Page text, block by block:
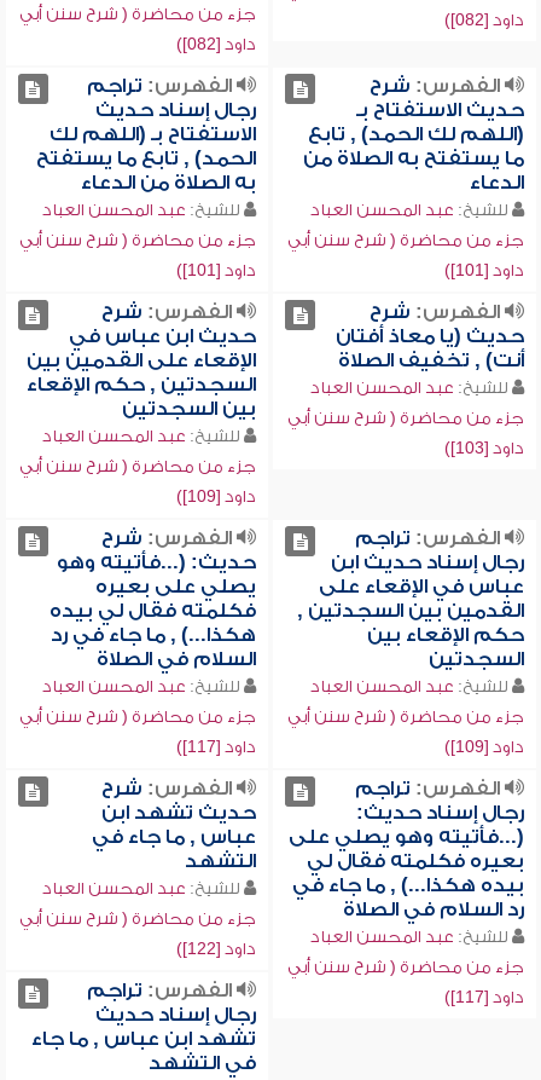
داود [082])
جزء من محاضرة ( شرح سنن أبي
داود [082])
الفهرس: شرح
حديث الاستفتاح بـ
(اللهم لك الحمد) , تابع
ما يستفتح به الصلاة من
الدعاء
للشيخ: عبد المحسن العباد
جزء من محاضرة ( شرح سنن أبي
داود [101])
الفهرس: تراجم
رجال إسناد حديث
الاستفتاح بـ (اللهم لك
الحمد) , تابع ما يستفتح
به الصلاة من الدعاء
للشيخ: عبد المحسن العباد
جزء من محاضرة ( شرح سنن أبي
داود [101])
الفهرس: شرح
حديث (يا معاذ أفتان
أنت) , تخفيف الصلاة
للشيخ: عبد المحسن العباد
جزء من محاضرة ( شرح سنن أبي
داود [103])
الفهرس: شرح
حديث ابن عباس في
الإقعاء على القدمين بين
السجدتين , حكم الإقعاء
بين السجدتين
للشيخ: عبد المحسن العباد
جزء من محاضرة ( شرح سنن أبي
داود [109])
الفهرس: تراجم
رجال إسناد حديث ابن
عباس في الإقعاء على
القدمين بين السجدتين ,
حكم الإقعاء بين
السجدتين
للشيخ: عبد المحسن العباد
جزء من محاضرة ( شرح سنن أبي
داود [109])
الفهرس: شرح
حديث: (...فأتيته وهو
يصلي على بعيره
فكلمته فقال لي بيده
هكذا...) , ما جاء في رد
السلام في الصلاة
للشيخ: عبد المحسن العباد
جزء من محاضرة ( شرح سنن أبي
داود [117])
الفهرس: تراجم
رجال إسناد حديث:
(...فأتيته وهو يصلي على
بعيره فكلمته فقال لي
بيده هكذا...) , ما جاء في
رد السلام في الصلاة
للشيخ: عبد المحسن العباد
جزء من محاضرة ( شرح سنن أبي
داود [117])
الفهرس: شرح
حديث تشهد ابن
عباس , ما جاء في
التشهد
للشيخ: عبد المحسن العباد
جزء من محاضرة ( شرح سنن أبي
داود [122])
الفهرس: تراجم
رجال إسناد حديث
تشهد ابن عباس , ما جاء
في التشهد